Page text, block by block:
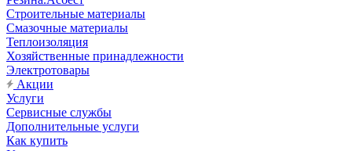
Строительные материалы
Смазочные материалы
Теплоизоляция
Хозяйственные принадлежности
Электротовары
Акции
Услуги
Сервисные службы
Дополнительные услуги
Как купить